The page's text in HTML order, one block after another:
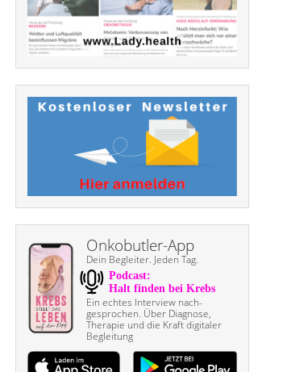
Onkobutler-App
Dein Begleiter. Jeden Tag.
Ein echtes Interview nach­
gesprochen. Über Diagnose,
Therapie und die Kraft digitaler
Begleitung